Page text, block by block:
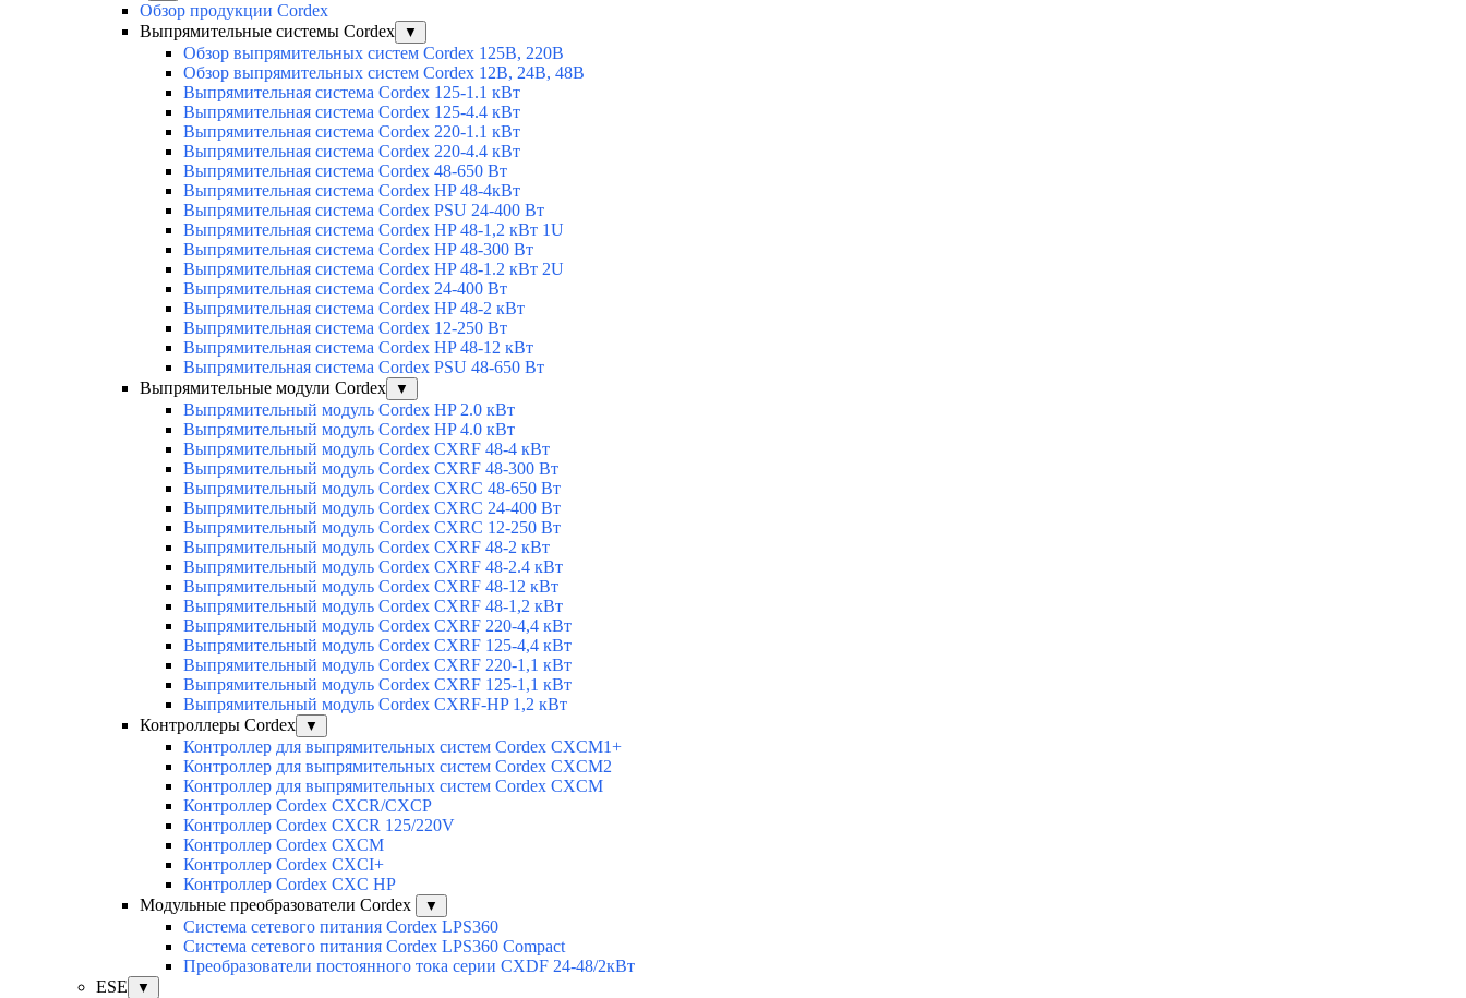
Обзор продукции Cordex
Выпрямительные системы Cordex
▼
Обзор выпрямительных систем Cordex 125В, 220В
Обзор выпрямительных систем Cordex 12В, 24В, 48В
Выпрямительная система Cordex 125-1.1 кВт
Выпрямительная система Cordex 125-4.4 кВт
Выпрямительная система Cordex 220-1.1 кВт
Выпрямительная система Cordex 220-4.4 кВт
Выпрямительная система Cordex 48-650 Вт
Выпрямительная система Cordex HP 48-4кВт
Выпрямительная система Cordex PSU 24-400 Вт
Выпрямительная система Cordex HP 48-1,2 кВт 1U
Выпрямительная система Cordex HP 48-300 Вт
Выпрямительная система Cordex HP 48-1.2 кВт 2U
Выпрямительная система Cordex 24-400 Вт
Выпрямительная система Cordex HP 48-2 кВт
Выпрямительная система Cordex 12-250 Вт
Выпрямительная система Cordex HP 48-12 кВт
Выпрямительная система Cordex PSU 48-650 Вт
Выпрямительные модули Cordex
▼
Выпрямительный модуль Cordex HP 2.0 кВт
Выпрямительный модуль Cordex HP 4.0 кВт
Выпрямительный модуль Cordex CXRF 48-4 кВт
Выпрямительный модуль Cordex CXRF 48-300 Вт
Выпрямительный модуль Cordex CXRС 48-650 Вт
Выпрямительный модуль Cordex CXRС 24-400 Вт
Выпрямительный модуль Cordex CXRС 12-250 Вт
Выпрямительный модуль Cordex CXRF 48-2 кВт
Выпрямительный модуль Cordex CXRF 48-2.4 кВт
Выпрямительный модуль Cordex CXRF 48-12 кВт
Выпрямительный модуль Cordex CXRF 48-1,2 кВт
Выпрямительный модуль Cordex CXRF 220-4,4 кВт
Выпрямительный модуль Cordex CXRF 125-4,4 кВт
Выпрямительный модуль Cordex CXRF 220-1,1 кВт
Выпрямительный модуль Cordex CXRF 125-1,1 кВт
Выпрямительный модуль Cordex CXRF-HP 1,2 кВт
Контроллеры Cordex
▼
Контроллер для выпрямительных систем Cordex CXCM1+
Контроллер для выпрямительных систем Cordex CXCM2
Контроллер для выпрямительных систем Cordex CXCM
Контроллер Cordex CXCR/CXCP
Контроллер Cordex CXCR 125/220V
Контроллер Cordex CXCM
Контроллер Cordex CXCI+
Контроллер Cordex CXC HP
Модульные преобразователи Cordex
▼
Система сетевого питания Cordex LPS360
Система сетевого питания Cordex LPS360 Compact
Преобразователи постоянного тока серии CXDF 24-48/2кВт
ESE
▼